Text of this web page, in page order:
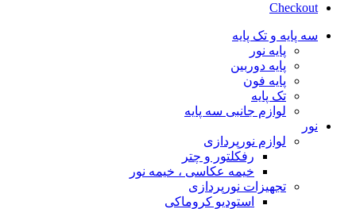
Checkout
سه پایه و تک پایه
پایه نور
پایه دوربین
پایه فون
تک پایه
لوازم جانبی سه پایه
نور
لوازم نورپردازی
رفکلتور و چتر
خیمه عکاسی ، خیمه نور
تجهیزات نورپردازی
استودیو کروماکی